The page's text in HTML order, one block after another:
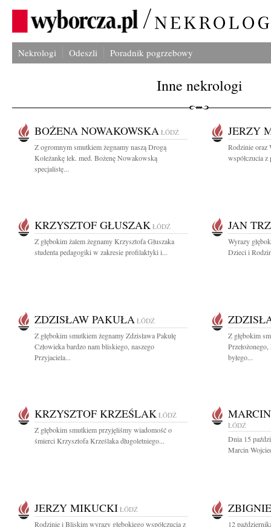
Nekrologi Odeszli Poradnik pogrzebowy
Inne nekrologi
BOŻENA NOWAKOWSKA ŁÓDŹ
Z ogromnym smutkiem żegnamy naszą Drogą
Koleżankę lek. med. Bożenę Nowakowską
specjalistę...
JERZY
Rodzinie oraz
współczucia
KRZYSZTOF GŁUSZAK ŁÓDŹ
Z głębokim żalem żegnamy Krzysztofa Głuszaka
studenta pedagogiki w zakresie profilaktyki i...
JAN
Wyrazy
Dzieci i
ZDZISŁAW PAKUŁA ŁÓDŹ
Z głębokim smutkiem żegnamy Zdzisława Pakułę
Człowieka bardzo nam bliskiego, naszego
Przyjaciela...
Z głębokim
byłego...
KRZYSZTOF KRZEŚLAK ŁÓDŹ
Z głębokim smutkiem przyjęliśmy wiadomość o
śmierci Krzysztofa Krześlaka długoletniego...
ŁÓDŹ
Dnia 15
Marcin
JERZY MIKUCKI ŁÓDŹ
Rodzinie i Bliskim wyrazy głębokiego współczucia z
12